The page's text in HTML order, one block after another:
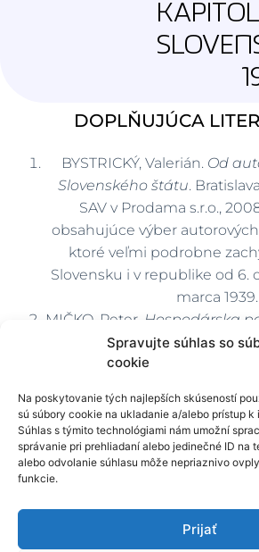
Spravujte súhlas so
cookie
Na poskytovanie tých najlepších skúseností
sú súbory cookie na ukladanie a/alebo prístup k
Súhlas s týmito technológiami nám umožní
správanie pri prehliadaní alebo jedinečné ID na
alebo odvolanie súhlasu môže nepriaznivo
funkcie.
Prijať
DOPLŇUJÚCA
BYSTRICKÝ, Valerián. Od
Slovenského štátu.
SAV v Prodama s.r.o.,
obsahujúce výber
ktoré veľmi podrobne
Slovensku i v republike od 6.
marca 1939.
MIČKO, Peter. Hospodárska
štátu. Kapitoly z
v rokoch 1938 – 1945
.
venuje obdobiu autonómie a
Autor presúva dôraz z
hospodárske
Monografia predstavuje
pohľad známeho historika